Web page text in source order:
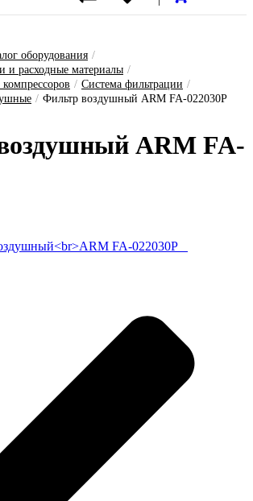
оборудования /
и расходные материалы /
/ Система фильтрации /
/ Фильтр воздушный ARM FA-022030P
ARM FA-